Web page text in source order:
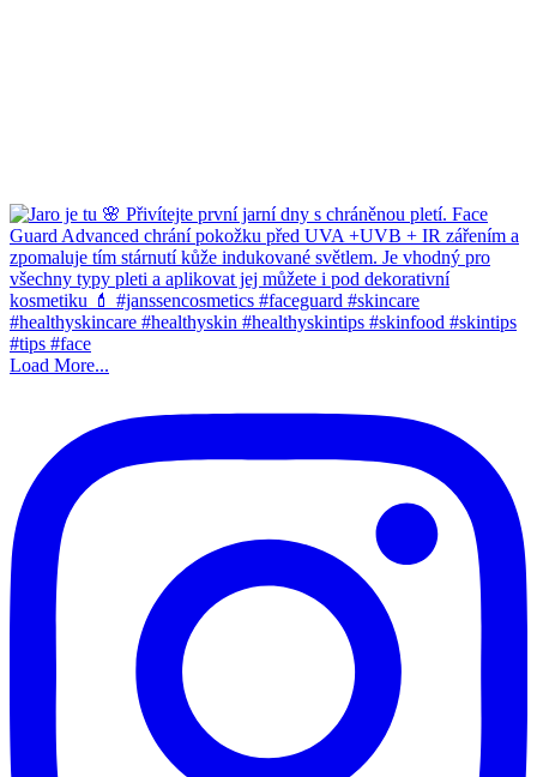
Load More...